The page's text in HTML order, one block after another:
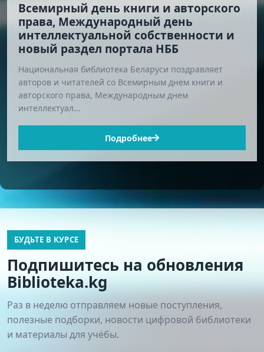
Всемирный день книги и авторского
права, Международный день
интеллектуальной собственности и
новый раздел портала НББ
Национальная библиотека Беларуси поздравляет
авторов и читателей со Всемирным днем книги и
авторского права, Международным днем
интеллектуал…
Подробнее
БУДЬТЕ В КУРСЕ
Подпишитесь на обновления
Biblioteka.kg
Раз в неделю отправляем новые поступления,
полезные подборки, новости цифровой библиотеки
и материалы для учёбы.